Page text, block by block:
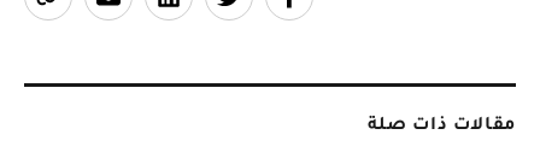
مقالات ذات صلة